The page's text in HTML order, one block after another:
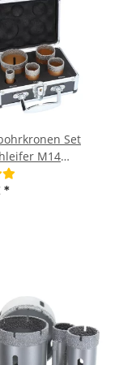
Set
M14
Fliesenbohrkrone
50 und 68mm
*